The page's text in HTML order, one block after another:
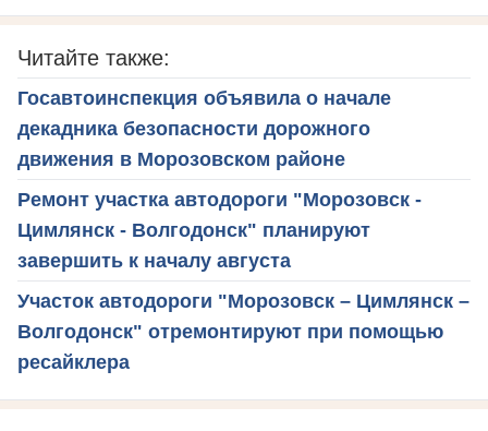
Читайте также:
Госавтоинспекция объявила о начале
декадника безопасности дорожного
движения в Морозовском районе
Ремонт участка автодороги "Морозовск -
Цимлянск - Волгодонск" планируют
завершить к началу августа
Участок автодороги "Морозовск – Цимлянск –
Волгодонск" отремонтируют при помощью
ресайклера